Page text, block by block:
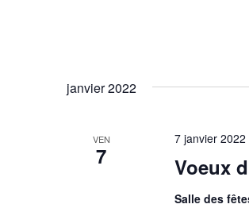
janvier 2022
VEN
7 Voeux
7 janvier 2022
Salle des